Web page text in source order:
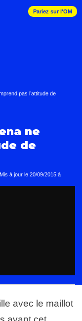
Pariez sur l'OM
pas l’attitude de
ne
de
à jour le 20/09/2015 à
avec le maillot